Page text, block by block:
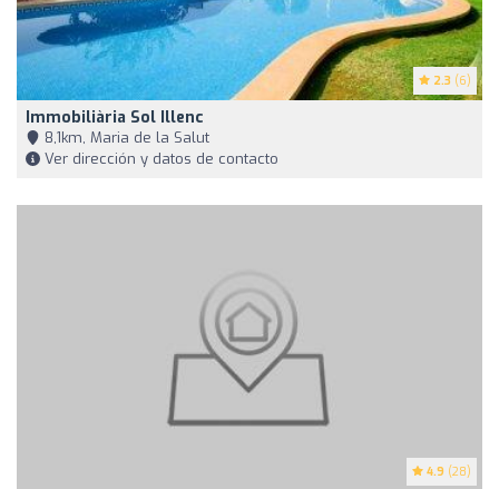
2.3 (6)
Immobiliària Sol Illenc
8,1km, Maria de la Salut
Ver dirección y datos de contacto
4.9 (28)